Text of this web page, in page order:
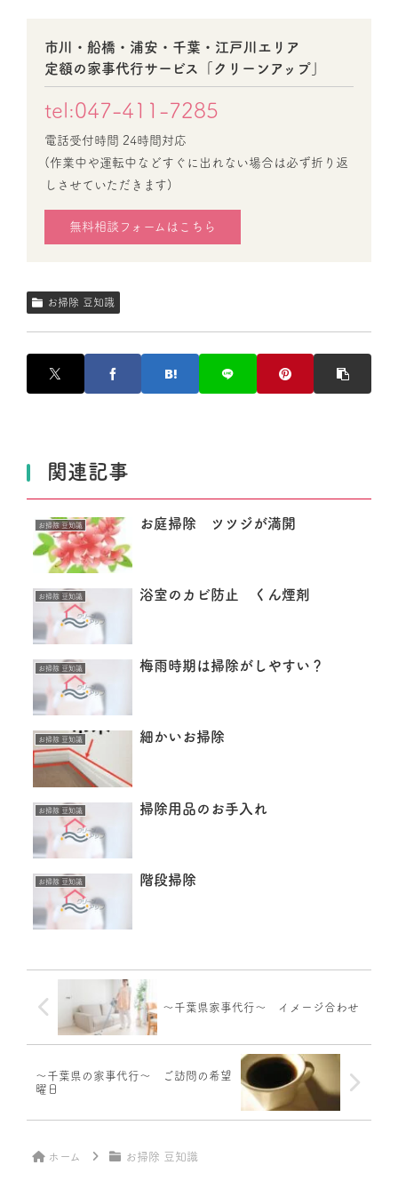
市川・船橋・浦安・千葉・江戸川エリア
定額の家事代行サービス「クリーンアップ」
tel:047-411-7285
電話受付時間 24時間対応
(作業中や運転中などすぐに出れない場合は必ず折り返
しさせていただきます)
無料相談フォームはこちら
お掃除 豆知識
関連記事
お掃除 豆知識 お庭掃除 ツツジが満開
お掃除 豆知識 浴室のカビ防止 くん煙剤
お掃除 豆知識 梅雨時期は掃除がしやすい？
お掃除 豆知識 細かいお掃除
お掃除 豆知識 掃除用品のお手入れ
お掃除 豆知識 階段掃除
～千葉県家事代行～ イメージ合わせ
～千葉県の家事代行～ ご訪問の希望
曜日
ホーム お掃除 豆知識